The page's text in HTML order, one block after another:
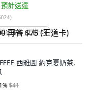
預計送達
)
省 $75 (王道卡)
西雅圖 約克夏奶茶,
%$41